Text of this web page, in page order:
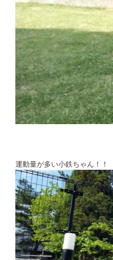
運動量が多い小鉄ちゃん！